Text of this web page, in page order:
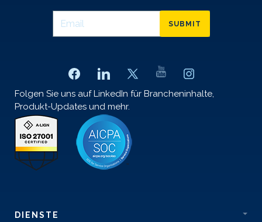
SUBMIT
Folgen Sie uns auf LinkedIn für Brancheninhalte,
Produkt-Updates und mehr.
DIENSTE